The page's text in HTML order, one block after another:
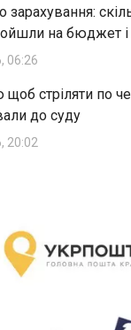
зарахування:
на бюджет і
06:26
стріляти по
до суду
20:02